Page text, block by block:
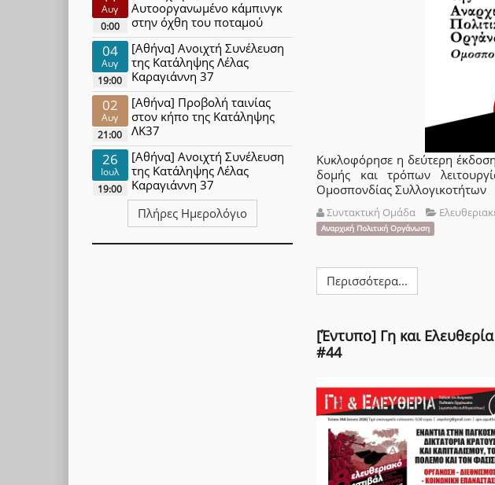
Κυκλοφόρησε η δεύτερη
δομής και τρόπων
Ομοσπονδίας Συλλογικοτήτων
Συντακτική Ομάδα
Αναρχική Πολιτική Οργάνωση
Περισσότερα...
[Έντυπο] Γη και Ελευθερία
#44
Αυγ
0:00
Αυτοοργανωμένο κάμπινγκ
στην όχθη του ποταμού
04
Αυγ
19:00
[Αθήνα] Ανοιχτή Συνέλευση
της Κατάληψης Λέλας
Καραγιάννη 37
02
Αυγ
21:00
[Αθήνα] Προβολή ταινίας
στον κήπο της Κατάληψης
ΛΚ37
26
Ιουλ
19:00
[Αθήνα] Ανοιχτή Συνέλευση
της Κατάληψης Λέλας
Καραγιάννη 37
Πλήρες Ημερολόγιο